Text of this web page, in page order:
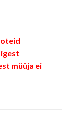
müüja ei